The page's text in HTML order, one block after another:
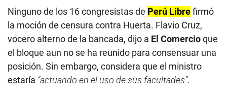
Ninguno de los 16 congresistas de Perú Librefirmó
la moción de censura contra Huerta. Flavio Cruz,
vocero alterno de la bancada, dijo a El Comercioque
el bloque aun no se ha reunido para consensuar una
posición. Sin embargo, considera que el ministro
estaría “actuando en el uso de sus facultades”.